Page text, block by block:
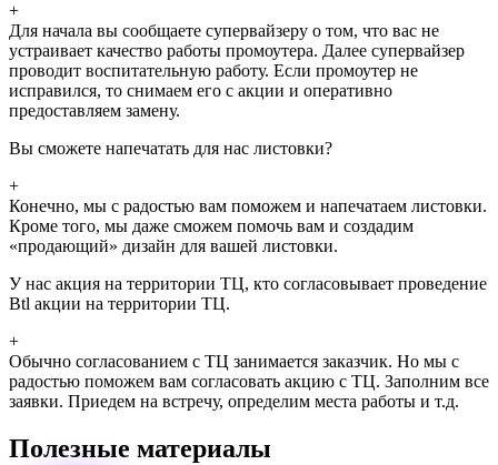
+
Для начала вы сообщаете супервайзеру о том, что вас не
устраивает качество работы промоутера. Далее супервайзер
проводит воспитательную работу. Если промоутер не
исправился, то снимаем его с акции и оперативно
предоставляем замену.
Вы сможете напечатать для нас листовки?
+
Конечно, мы с радостью вам поможем и напечатаем листовки.
Кроме того, мы даже сможем помочь вам и создадим
«продающий» дизайн для вашей листовки.
У нас акция на территории ТЦ, кто согласовывает проведение
Btl акции на территории ТЦ.
+
Обычно согласованием с ТЦ занимается заказчик. Но мы с
радостью поможем вам согласовать акцию с ТЦ. Заполним все
заявки. Приедем на встречу, определим места работы и т.д.
Полезные материалы